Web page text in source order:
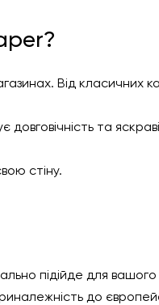
Від класичних
та
стіну.
підійде для
до